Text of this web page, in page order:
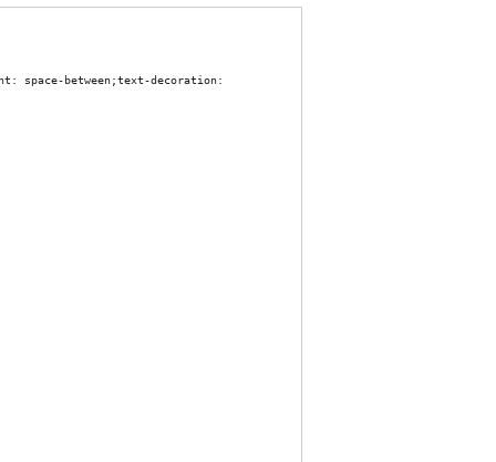
space-between;text-decoration: